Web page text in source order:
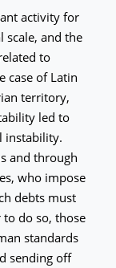
activity for
scale, and the
to
case of Latin
territory,
led to
instability.
and through
who impose
debts must
to do so, those
standards
sending off